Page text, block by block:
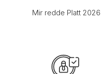
Mir redde Platt 2026